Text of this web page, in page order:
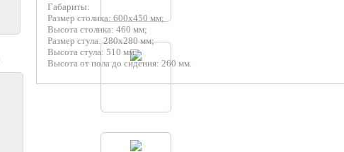
Габариты:
Размер столика: 600х450 мм;
Высота столика: 460 мм;
Размер стула: 280х280 мм;
Высота стула: 510 мм;
Высота от пола до сидения: 260 мм.